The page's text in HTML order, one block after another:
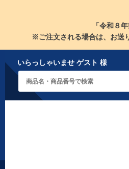
「令和８
※ご注文される場合は、お送
いらっしゃいませ ゲスト 様